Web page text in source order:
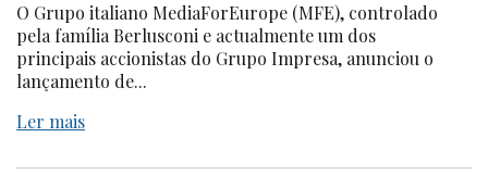
O Grupo italiano MediaForEurope (MFE), controlado
pela família Berlusconi e actualmente um dos
principais accionistas do Grupo Impresa, anunciou o
lançamento de...
Ler mais